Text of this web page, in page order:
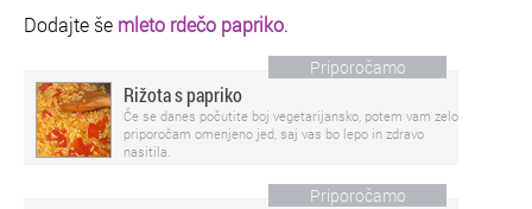
Dodajte še mleto rdečo papriko.
Priporočamo
Rižota s papriko
Če se danes počutite boj vegetarijansko, potem vam zelo
priporočam omenjeno jed, saj vas bo lepo in zdravo
nasitila.
Priporočamo